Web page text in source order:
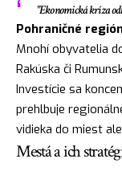
"Ekonomická kríza
Pohraničné
Mnohí obyvatelia
Rakúska či
Investície sa
prehlbuje
vidieka do miest
Mestá a ich